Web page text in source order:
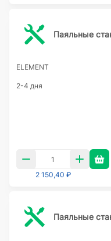
Паяльные
ELEMENT
2-4 дня
2 150,40 ₽
Паяльные